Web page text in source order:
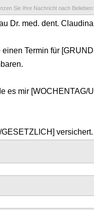
Sie Ihre Nachricht nach Belieben: